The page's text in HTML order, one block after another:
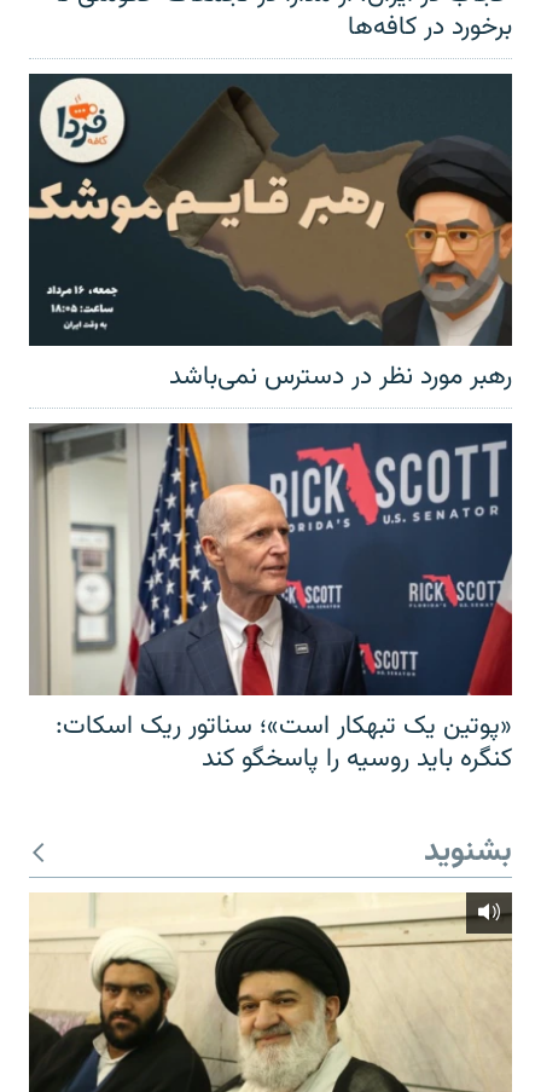
برخورد در کافه‌ها
رهبر مورد نظر در دسترس نمی‌باشد
«پوتین یک تبهکار است»؛ سناتور ریک اسکات:
کنگره باید روسیه را پاسخگو کند
بشنوید